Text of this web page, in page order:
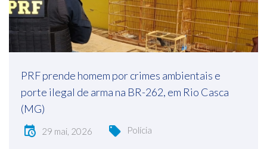
PRF prende homem por crimes ambientais e
porte ilegal de arma na BR-262, em Rio Casca
(MG)
29 mai, 2026 Polícia